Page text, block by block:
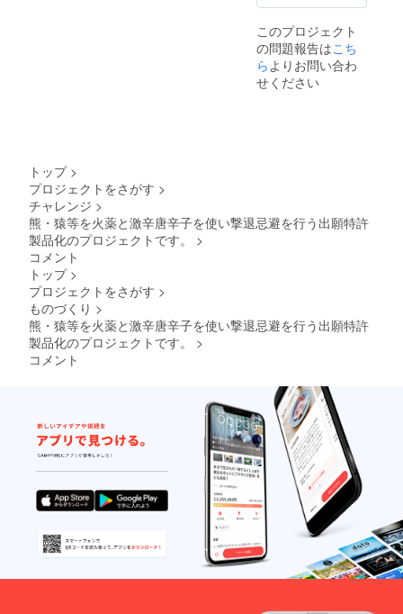
執筆と講演
2009.11 東
海大学札幌
キャンパス
成科学共同
信号に基づ
ステム研究
発表
2017.07 日
刊工業新聞
社 発行月刊
機械設計
『失敗から
教訓』の連
載執筆を開
このプロジェクト
の問題報告はこち
らよりお問い合わ
せください
トップ >
プロジェクトをさがす >
チャレンジ >
熊・猿等を火薬と激辛唐辛子を使い撃退忌避を行う出願特許
製品化のプロジェクトです。
>
コメント
トップ >
プロジェクトをさがす >
ものづくり >
熊・猿等を火薬と激辛唐辛子を使い撃退忌避を行う出願特許
製品化のプロジェクトです。
>
コメント